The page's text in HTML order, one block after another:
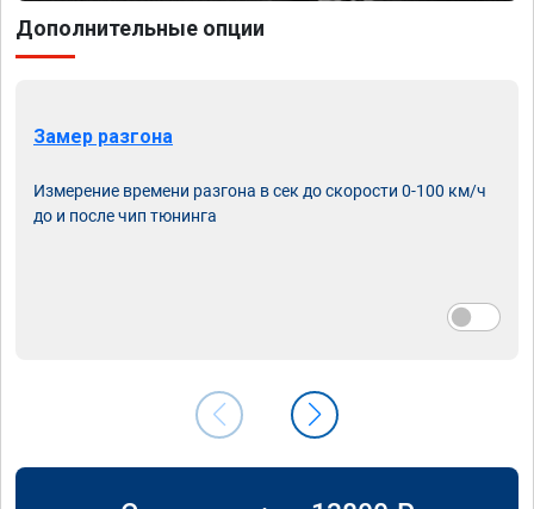
Дополнительные опции
Замер разгона
Измерение времени разгона в сек до скорости 0-100 км/ч
до и после чип тюнинга